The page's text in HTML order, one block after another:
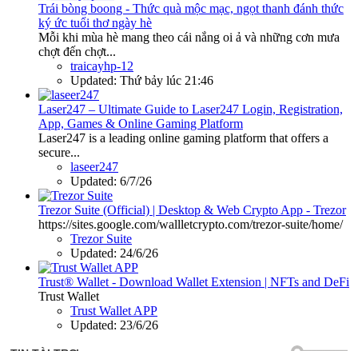
Trái bòng boong - Thức quà mộc mạc, ngọt thanh đánh thức
ký ức tuổi thơ ngày hè
Mỗi khi mùa hè mang theo cái nắng oi ả và những cơn mưa
chợt đến chợt...
traicayhp-12
Updated: Thứ bảy lúc 21:46
Laser247 – Ultimate Guide to Laser247 Login, Registration,
App, Games & Online Gaming Platform
Laser247 is a leading online gaming platform that offers a
secure...
laseer247
Updated: 6/7/26
Trezor Suite (Official) | Desktop & Web Crypto App - Trezor
https://sites.google.com/wallletcrypto.com/trezor-suite/home/
Trezor Suite
Updated: 24/6/26
Trust® Wallet - Download Wallet Extension | NFTs and DeFi
Trust Wallet
Trust Wallet APP
Updated: 23/6/26